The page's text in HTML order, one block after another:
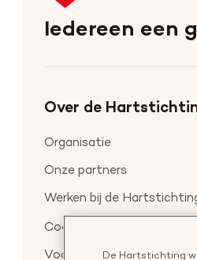
naar
de
Iedereen een
Over de
Organisatie
Onze partners
Werken bij de
Cookie-instellingen
Voor de persDe Hartstichting